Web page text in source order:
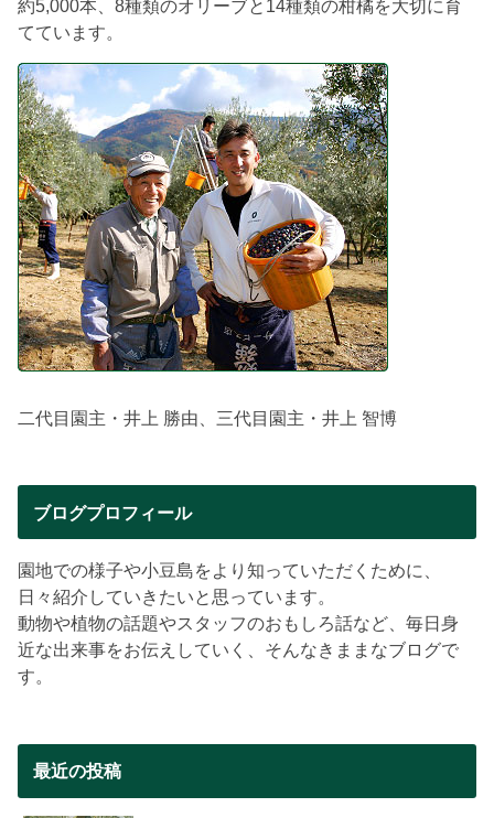
約5,000本、8種類のオリーブと14種類の柑橘を大切に育
てています。
二代目園主・井上 勝由、三代目園主・井上 智博
ブログプロフィール
園地での様子や小豆島をより知っていただくために、
日々紹介していきたいと思っています。
動物や植物の話題やスタッフのおもしろ話など、毎日身
近な出来事をお伝えしていく、そんなきままなブログで
す。
最近の投稿